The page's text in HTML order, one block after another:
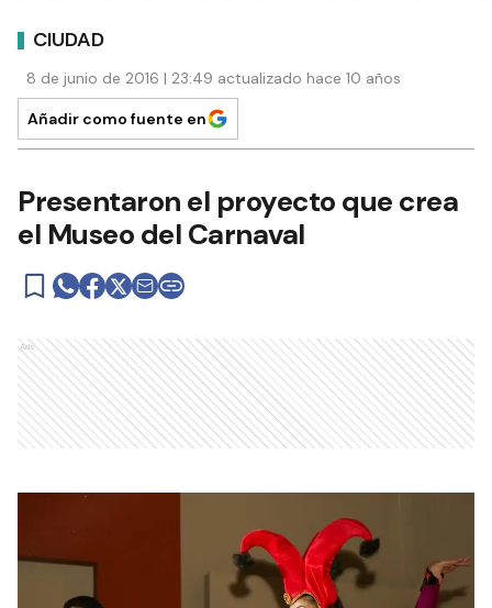
CIUDAD
8 de junio de 2016 | 23:49 actualizado hace 10 años
Añadir como fuente en
Presentaron el proyecto que crea
el Museo del Carnaval
Ads